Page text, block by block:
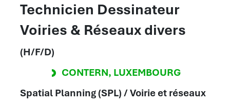
Technicien Dessinateur
Voiries & Réseaux divers
(H/F/D)
CONTERN, LUXEMBOURG
Spatial Planning (SPL) / Voirie et réseaux